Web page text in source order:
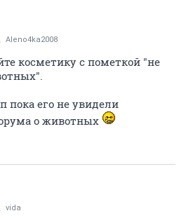
на незнакомых животных.
к этому?